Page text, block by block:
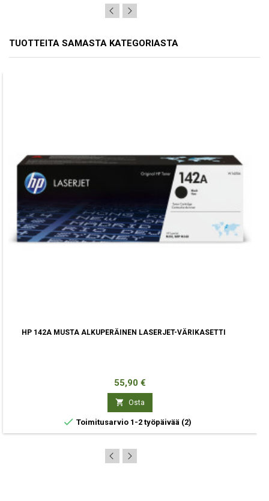
TUOTTEITA SAMASTA KATEGORIASTA
HP 142A MUSTA ALKUPERÄINEN LASERJET-VÄRIKASETTI
Hinta
55,90 €
 Osta
 Toimitusarvio 1-2 työpäivää (2)